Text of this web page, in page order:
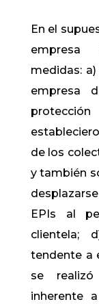
En el
empresa
medidas:
empresa
de los
y también
EPIs al
clientela;
tendente a
se
inherente